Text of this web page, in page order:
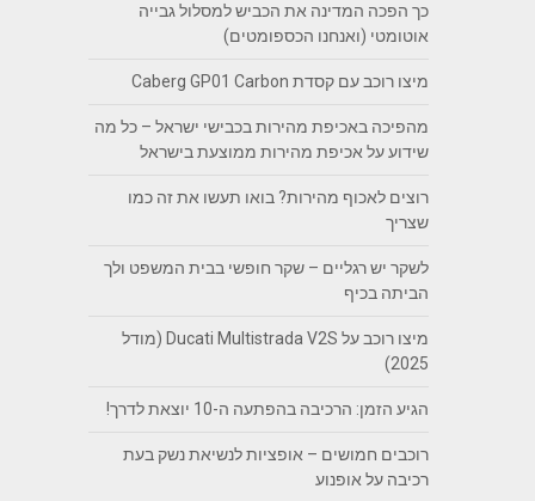
כך הפכה המדינה את הכביש למסלול גבייה
אוטומטי (ואנחנו הכספומטים)
מיצו רוכב עם קסדת Caberg GP01 Carbon
מהפיכה באכיפת מהירות בכבישי ישראל – כל מה
שידוע על אכיפת מהירות ממוצעת בישראל
רוצים לאכוף מהירות? בואו תעשו את זה כמו
שצריך
לשקר יש רגליים – שקר חופשי בבית המשפט ולך
הביתה בכיף
מיצו רוכב על Ducati Multistrada V2S (מודל
2025)
הגיע הזמן: הרכיבה בהפתעה ה-10 יוצאת לדרך!
רוכבים חמושים – אופציות לנשיאת נשק בעת
רכיבה על אופנוע